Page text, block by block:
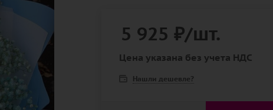
5 925 ₽/шт.
Цена указана без учета НДС
Нашли дешевле?